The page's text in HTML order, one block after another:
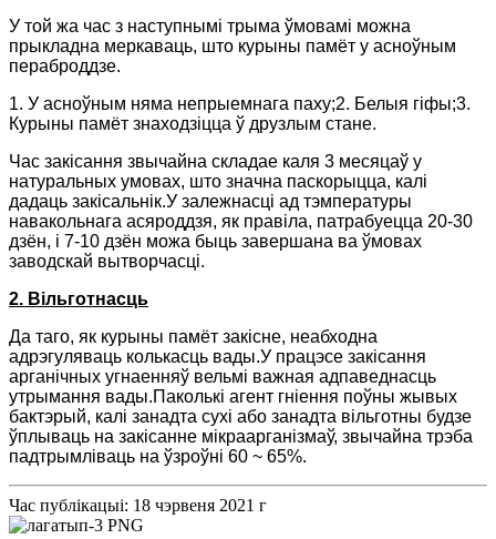
У той жа час з наступнымі трыма ўмовамі можна
прыкладна меркаваць, што курыны памёт у асноўным
пераброддзе.
1. У асноўным няма непрыемнага паху;2. Белыя гіфы;3.
Курыны памёт знаходзіцца ў друзлым стане.
Час закісання звычайна складае каля 3 месяцаў у
натуральных умовах, што значна паскорыцца, калі
дадаць закісальнік.У залежнасці ад тэмпературы
навакольнага асяроддзя, як правіла, патрабуецца 20-30
дзён, і 7-10 дзён можа быць завершана ва ўмовах
заводскай вытворчасці.
2. Вільготнасць
Да таго, як курыны памёт закісне, неабходна
адрэгуляваць колькасць вады.У працэсе закісання
арганічных угнаенняў вельмі важная адпаведнасць
утрымання вады.Паколькі агент гніення поўны жывых
бактэрый, калі занадта сухі або занадта вільготны будзе
ўплываць на закісанне мікраарганізмаў, звычайна трэба
падтрымліваць на ўзроўні 60 ~ 65%.
Час публікацыі: 18 чэрвеня 2021 г